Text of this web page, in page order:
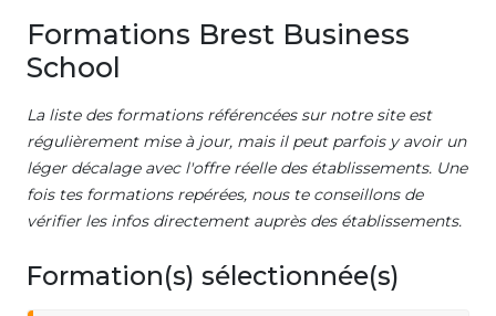
Formations Brest Business
School
La liste des formations référencées sur notre site est
régulièrement mise à jour, mais il peut parfois y avoir un
léger décalage avec l'offre réelle des établissements. Une
fois tes formations repérées, nous te conseillons de
vérifier les infos directement auprès des établissements.
Formation(s) sélectionnée(s)